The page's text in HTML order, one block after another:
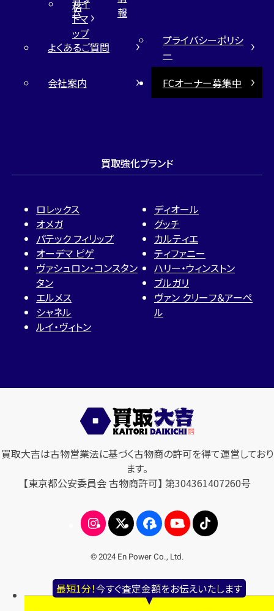
最短1分！今すぐ査定金額をお伝えいたします
格
ム
報
サイ
トマ
ップ
よくあるご質問
プライバシーポリシ
ー
会社案内
FCオーナー募集中
買取強化ブランド
ロレックス
オメガ
パテック フィリップ
オーデマ ピゲ
ヴァシュロン・コンスタン
タン
エルメス
シャネル
ルイ・ヴィトン
ディオール
グッチ
カルティエ
ティファニー
ハリー・ウィンストン
ブルガリ
ヴァン クリーフ＆アーペ
ル
買取大吉は古物営業法に基づく古物商の許可を得て運営しており
ます。
【東京都公安委員会 古物商許可】 第304361407260号
© 2024 En Power Co., Ltd.